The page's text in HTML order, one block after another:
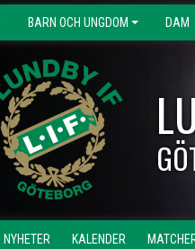
BARN OCH UNGDOM DAM
NYHETER KALENDER